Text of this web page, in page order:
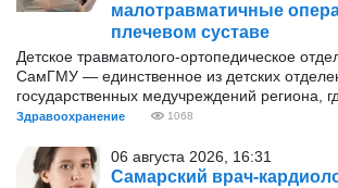
малотравматичные
плечевом суставе
Детское травматолого-ортопедическое
СамГМУ — единственное из детских
государственных медучреждений региона,
Здравоохранение 1068
06 августа 2026, 16:31
Самарский врач-